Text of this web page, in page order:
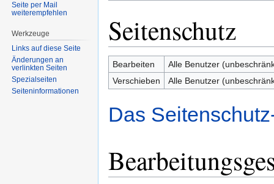
Seitenschutz
Bearbeiten
Alle Benutzer
Verschieben
Alle Benutzer
Das
Seite per Mail
weiterempfehlen
Werkzeuge
Links auf diese Seite
Änderungen an
verlinkten Seiten
Spezialseiten
Seiten­informationen